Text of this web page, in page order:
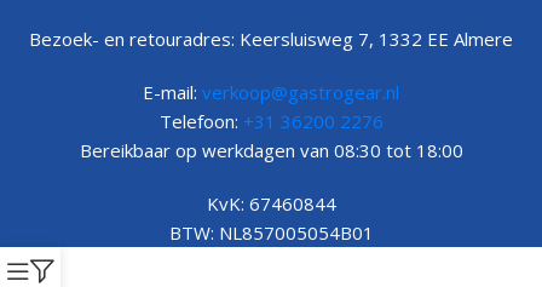
Bezoek- en retouradres: Keersluisweg 7, 1332 EE Almere
E-mail: verkoop@gastrogear.nl
Telefoon: +31 36200 2276
Bereikbaar op werkdagen van 08:30 tot 18:00
KvK: 67460844
BTW: NL857005054B01